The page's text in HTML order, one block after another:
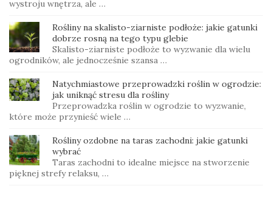
wystroju wnętrza, ale …
Rośliny na skalisto-ziarniste podłoże: jakie gatunki
dobrze rosną na tego typu glebie
Skalisto-ziarniste podłoże to wyzwanie dla wielu
ogrodników, ale jednocześnie szansa …
Natychmiastowe przeprowadzki roślin w ogrodzie:
jak uniknąć stresu dla rośliny
Przeprowadzka roślin w ogrodzie to wyzwanie,
które może przynieść wiele …
Rośliny ozdobne na taras zachodni: jakie gatunki
wybrać
Taras zachodni to idealne miejsce na stworzenie
pięknej strefy relaksu, …